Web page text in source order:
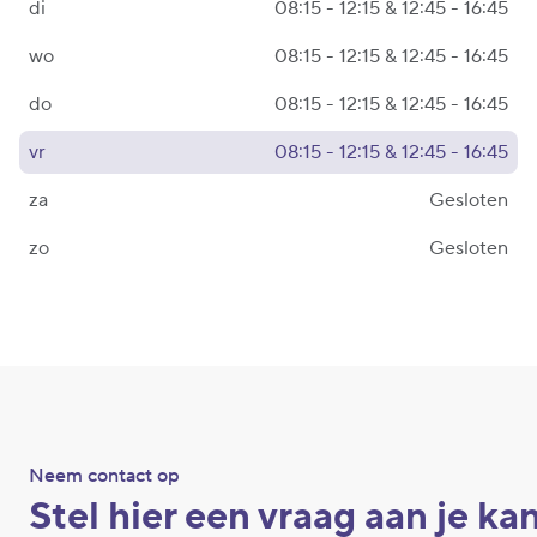
di
08:15 - 12:15 & 12:45 - 16:45
wo
08:15 - 12:15 & 12:45 - 16:45
do
08:15 - 12:15 & 12:45 - 16:45
vr
08:15 - 12:15 & 12:45 - 16:45
za
Gesloten
zo
Gesloten
Neem contact op
Stel hier een vraag aan je